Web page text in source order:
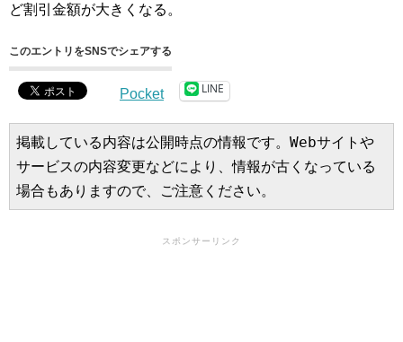
ど割引金額が大きくなる。
このエントリをSNSでシェアする
Pocket LINE
掲載している内容は公開時点の情報です。Webサイトや
サービスの内容変更などにより、情報が古くなっている
場合もありますので、ご注意ください。
スポンサーリンク